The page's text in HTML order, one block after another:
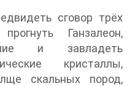
сговор трёх
Ганзалеон,
и завладеть
кристаллы,
скальных пород,